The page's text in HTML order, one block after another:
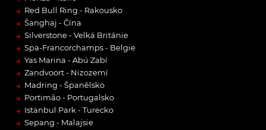
→ Red Bull Ring - Rakousko
→ Šanghaj - Čína
→ Silverstone - Velká Británie
→ Spa-Francorchamps - Belgie
→ Yas Marina - Abú Zabí
→ Zandvoort - Nizozemí
→ Madring - Španělsko
→ Portimão - Portugalsko
→ Istanbul Park - Turecko
→ Sepang - Malajsie